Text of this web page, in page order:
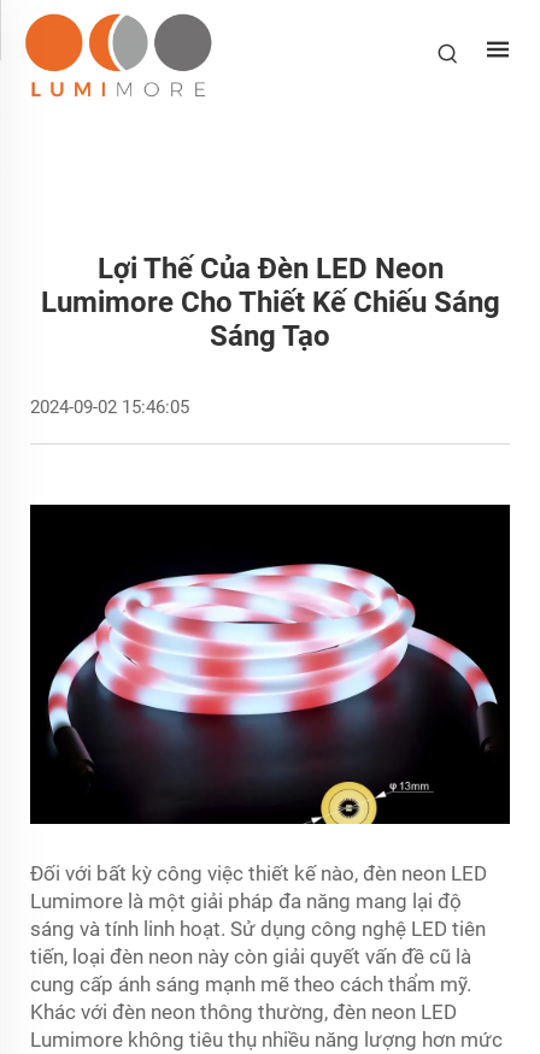
Lợi Thế Của Đèn LED Neon
Lumimore Cho Thiết Kế Chiếu Sáng
Sáng Tạo
2024-09-02 15:46:05
Đối với bất kỳ công việc thiết kế nào, đèn neon LED
Lumimore là một giải pháp đa năng mang lại độ
sáng và tính linh hoạt. Sử dụng công nghệ LED tiên
tiến, loại đèn neon này còn giải quyết vấn đề cũ là
cung cấp ánh sáng mạnh mẽ theo cách thẩm mỹ.
Khác với đèn neon thông thường, đèn neon LED
Lumimore không tiêu thụ nhiều năng lượng hơn mức